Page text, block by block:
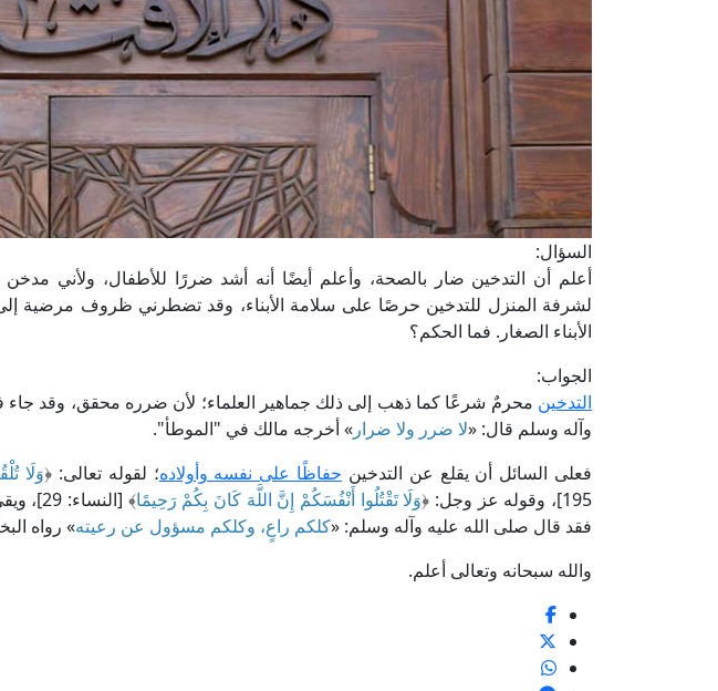
السؤال:
أعلم أن التدخين ضار بالصحة، وأعلم أيضًا أنه أشد ضررًا للأطفال، ولأني
لشرفة المنزل للتدخين حرصًا على سلامة الأبناء، وقد تضطرني ظروف مرضية إلى
الأبناء الصغار. فما الحكم؟
الجواب:
التدخين محرمٌ شرعًا كما ذهب إلى ذلك جماهير العلماء؛ لأن ضرره محقق، وقد جاء
وآله وسلم قال: «لا ضرر ولا ضرار » أخرجه مالك في "الموطأ".
فعلى السائل أن يقلع عن التدخين حفاظًا على نفسه وأولاده؛ لقوله تعالى: ﴿وَلَا
195]، وقوله عز وجل: ﴿
وَلَا تَقْتُلُوا أَنْفُسَكُمْ إِنَّ اللَّهَ كَانَ بِكُمْ رَحِيمًا
﴾
فقد قال صلى الله عليه وآله وسلم: «كلكم راعٍ، وكلكم مسؤول عن رعيته» رواه
والله سبحانه وتعالى أعلم.